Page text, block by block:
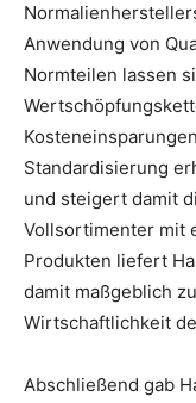
Anwendung von
Normteilen lassen
Standardisierung
und steigert damit
Vollsortimenter mit
Produkten liefert
damit maßgeblich
Wirtschaftlichkeit
Abschließend gab